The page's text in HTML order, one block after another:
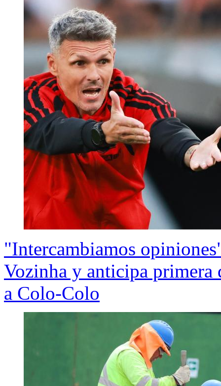
"Intercambiamos
Vozinha y anticipa
a Colo-Colo